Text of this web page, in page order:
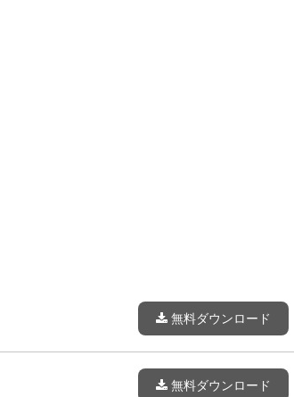
無料ダウンロード
無料ダウンロード